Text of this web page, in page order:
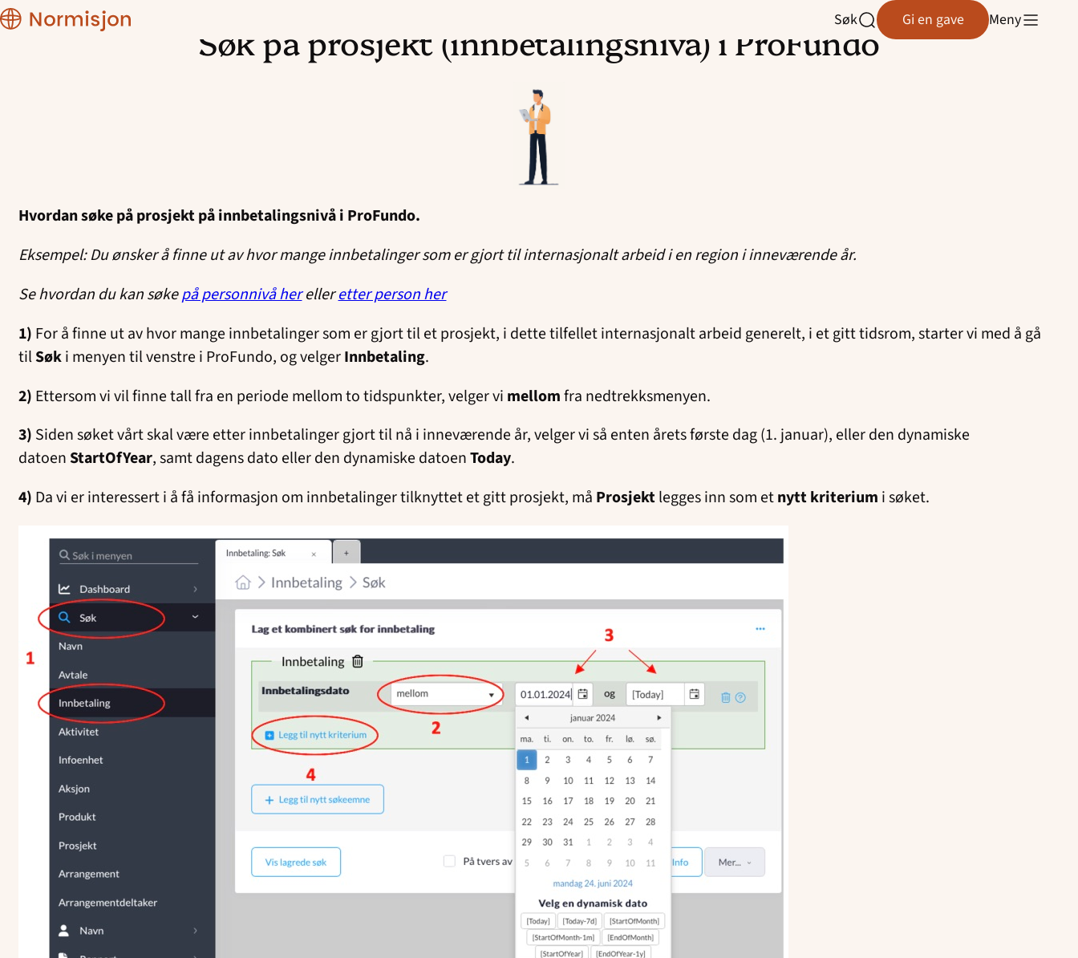
CRM
manual
Åpne
søk
Søk Gi en gave Meny
Søk på prosjekt (innbetalingsnivå) i ProFundo
Hvordan søke på prosjekt på innbetalingsnivå i ProFundo.
Eksempel: Du ønsker å finne ut av hvor mange innbetalinger som er gjort til internasjonalt arbeid i en region i inneværende år.
Se hvordan du kan søkepå personnivå herelleretter person her
1) For å finne ut av hvor mange innbetalinger som er gjort til et prosjekt, i dette tilfellet internasjonalt arbeid generelt, i et gitt tidsrom, starter vi med å gå
tilSøki menyen til venstre i ProFundo, og velgerInnbetaling.
2) Ettersomvi vil finne tall fra en periode mellom to tidspunkter, velger vi mellomfra nedtrekksmenyen.
3) Siden søket vårt skal være etter innbetalinger gjort til nå i inneværende år, velger vi så enten årets første dag (1. januar), eller den dynamiske
datoenStartOfYear, samt dagens dato eller den dynamiske datoenToday.
4) Da vi er interessert i å få informasjon om innbetalinger tilknyttet et gitt prosjekt, må Prosjektlegges inn som etnytt kriterium i søket.